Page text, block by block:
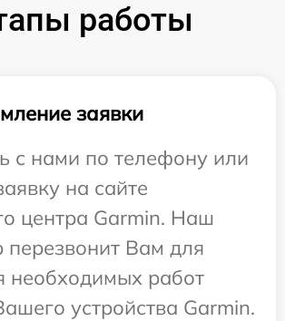
работы
заявки
с нами по телефону или
на сайте
центра Garmin. Наш
Вам для
необходимых работ
устройства Garmin.